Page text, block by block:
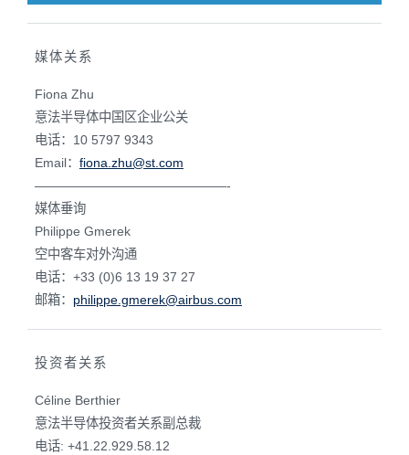
媒体关系
Fiona Zhu
意法半导体中国区企业公关
电话：10 5797 9343
Email： fiona.zhu@st.com
———————————————-
媒体垂询
Philippe Gmerek
空中客车对外沟通
电话：+33 (0)6 13 19 37 27
邮箱： philippe.gmerek@airbus.com
投资者关系
Céline Berthier
意法半导体投资者关系副总裁
电话: +41.22.929.58.12